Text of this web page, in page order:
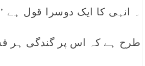
۔ انہی کا ایک دوسرا قول
طرح ہے کہ اس پر گندگی ہر